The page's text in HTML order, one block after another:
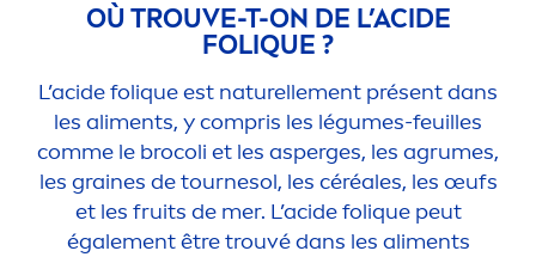
OÙ TROUVE-T-ON DE L’ACIDE
FOLIQUE ?
L’acide folique est naturellement présent dans
les aliments, y compris les légumes-feuilles
comme le brocoli et les asperges, les agrumes,
les graines de tournesol, les céréales, les œufs
et les fruits de mer. L’acide folique peut
également être trouvé dans les aliments